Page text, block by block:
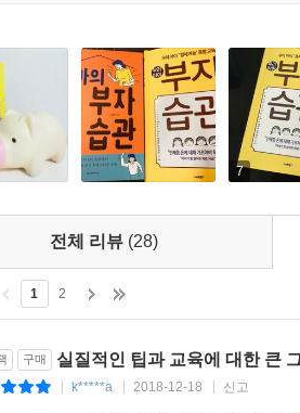
부터 간헐적으로 주고 보통 초등학
당하다. 용돈을 처음 줄 때는 간격이 일
늘리는 것이 좋다. 아이의 책상 위에
전체 용돈의 30%는 투자, 30%는 저축
돈 관리법과 용돈기입장 사용법, 그리고
대학 명예교수 마티 로스만의 2002년
대의 조지 베일런트 교수가 11~16세
이다. 간단한 심부름은 3세 정도부터
스로 저금통에 넣어 저축하는 교육을
7
전체 리뷰 (28)
1 2
구매 실질적인 팁과 교육에 대한 큰
k*****a 2018-12-18 신고